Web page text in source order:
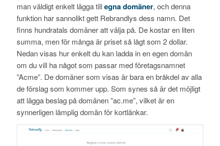
man väldigt enkelt lägga tillegna domäner, och denna
funktion har sannolikt gett Rebrandlys dess namn. Det
finns hundratals domäner att välja på. De kostar en liten
summa, men för många är priset så lågt som 2 dollar.
Nedan visas hur enkelt du kan ladda in en egen domän
om du vill ha något som passar med företagsnamnet
”Acme”. De domäner som visas är bara en bråkdel av alla
de förslag som kommer upp. Som synes så är det möjligt
att lägga beslag på domänen ”ac.me”, vilket är en
synnerligen lämplig domän för kortlänkar.